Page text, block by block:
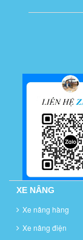
XE NÂNG
Xe nâng hàng
Xe nâng điện